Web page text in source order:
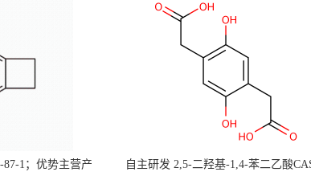
87-1；优势主营产 自主研发 2,5-二羟基-1,4-苯二乙酸